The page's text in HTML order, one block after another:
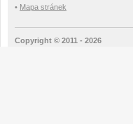
• Mapa stránek
Copyright © 2011 - 2026